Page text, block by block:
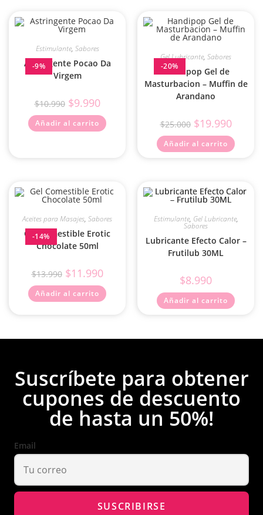
-9%
Estimulante, Sabores
Astringente Pocao Da
Virgem
$10.990 $9.990
Añadir al carrito
-20%
Gel Lubricante, Sabores
Handipop Gel de
Masturbacion – Muffin de
Arandano
$25.000 $19.990
Añadir al carrito
-14%
Aceites para Masajes, Sabores
Gel Comestible Erotic
Chocolate 50ml
$13.990 $11.990
Añadir al carrito
Estimulante, Gel Lubricante,
Sabores
Lubricante Efecto Calor –
Frutilub 30ML
$8.990
Añadir al carrito
Suscríbete para obtener
cupones de descuento
de hasta un 50%!
Email